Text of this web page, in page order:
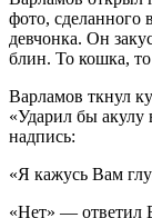
фото, сделанного
девчонка. Он
блин. То кошка, то
Варламов ткнул
«Ударил бы акулу
надпись:
«Я кажусь Вам
«Нет» — ответил